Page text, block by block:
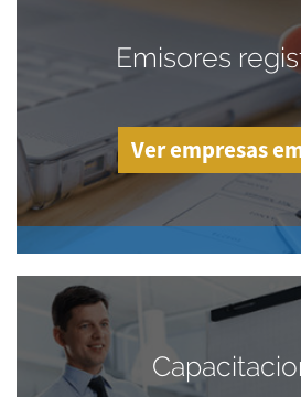
Emisores
Ver empresas